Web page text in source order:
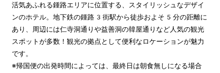
活気あふれる鍾路エリアに位置する、スタイリッシュなデザイ
ンのホテル。地下鉄の鍾路3街駅から徒歩およそ5分の距離に
あり、周辺には仁寺洞通りや益善洞の韓屋通りなど人気の観光
スポットが多数！観光の拠点として便利なロケーションが魅力
です。
※帰国便の出発時間によっては、最終日は朝食無しになる場合